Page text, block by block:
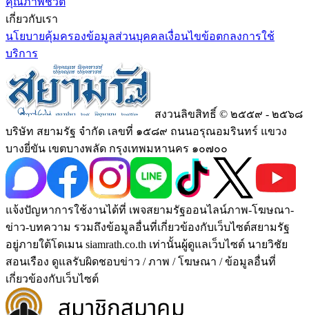
เกี่ยวกับเรา
นโยบายคุ้มครองข้อมูลส่วนบุคคลเงื่อนไขข้อตกลงการใช้
บริการ
สงวนลิขสิทธิ์ © ๒๕๕๙ - ๒๕๖๘
บริษัท สยามรัฐ จำกัด เลขที่ ๑๕๘๙ ถนนอรุณอมรินทร์ แขวง
บางยี่ขัน เขตบางพลัด กรุงเทพมหานคร ๑๐๗๐๐
แจ้งปัญหาการใช้งานได้ที่ เพจสยามรัฐออนไลน์ภาพ-โฆษณา-
ข่าว-บทความ รวมถึงข้อมูลอื่นที่เกี่ยวข้องกับเว็บไซต์สยามรัฐ
อยู่ภายใต้โดเมน siamrath.co.th เท่านั้นผู้ดูแลเว็บไซต์ นายวิชัย
สอนเรือง ดูแลรับผิดชอบข่าว / ภาพ / โฆษณา / ข้อมูลอื่นที่
เกี่ยวข้องกับเว็บไซต์